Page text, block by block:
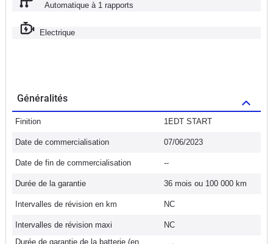
Automatique à 1 rapports
Electrique
Généralités
Finition 1EDT START
Date de commercialisation 07/06/2023
Date de fin de commercialisation --
Durée de la garantie 36 mois ou 100 000 km
Intervalles de révision en km NC
Intervalles de révision maxi
NC
Durée de garantie de la batterie (en